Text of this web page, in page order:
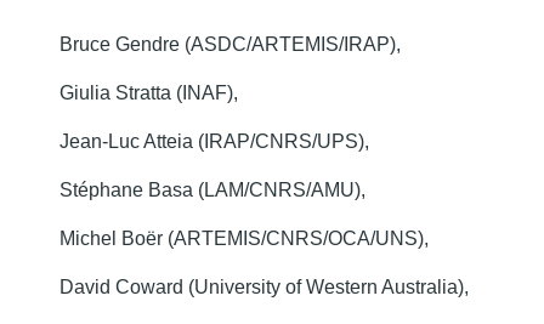
Bruce Gendre (ASDC/ARTEMIS/IRAP),
Giulia Stratta (INAF),
Jean-Luc Atteia (IRAP/CNRS/UPS),
Stéphane Basa (LAM/CNRS/AMU),
Michel Boër (ARTEMIS/CNRS/OCA/UNS),
David Coward (University of Western Australia),